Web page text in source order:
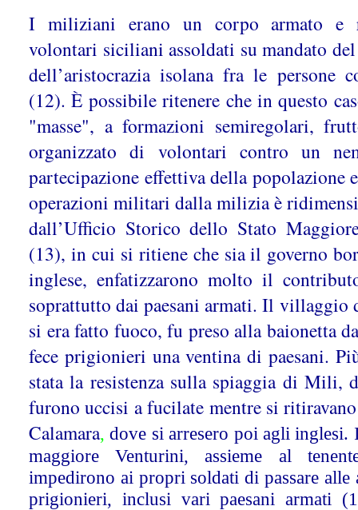
I miliziani erano un corpo armato e
volontari siciliani assoldati su mandato
dell’aristocrazia isolana fra le persone
(12). È possibile ritenere che in questo
"masse", a formazioni semiregolari,
organizzato di volontari contro un
partecipazione effettiva della popolazione
operazioni militari dalla milizia è
dall’Ufficio Storico dello Stato
(13), in cui si ritiene che sia il governo
inglese, enfatizzarono molto il
soprattutto dai paesani armati. Il villaggio
si era fatto fuoco, fu preso alla baionetta
fece prigionieri una ventina di paesani.
stata la resistenza sulla spiaggia di Mili,
furono uccisi a fucilate mentre si
Calamara, dove si arresero poi agli inglesi.
maggiore Venturini, assieme al
impedirono ai propri soldati di passare
prigionieri, inclusi vari paesani armati